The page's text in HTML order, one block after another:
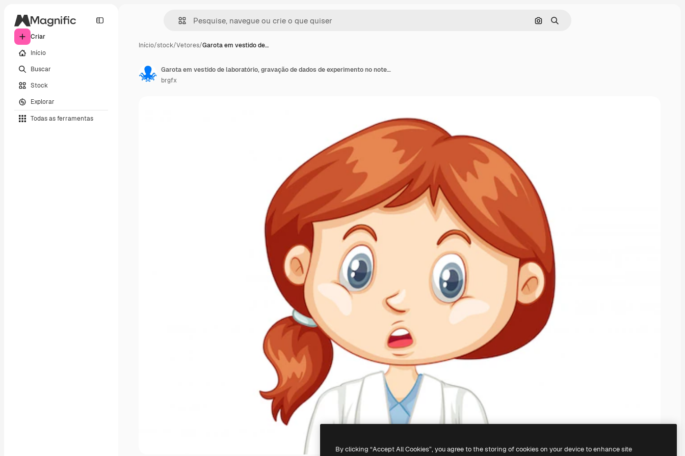
Criar
Início
Buscar
Stock
Explorar
Todas as ferramentas
Pesquisar por imagem
Buscar
Início/stock/Vetores/Garota em vestido de…
Garota em vestido de laboratório, gravação de dados de experimento no notebook
brgfx
By clicking “Accept All Cookies”, you agree to the storing of cookies on your device to enhance site